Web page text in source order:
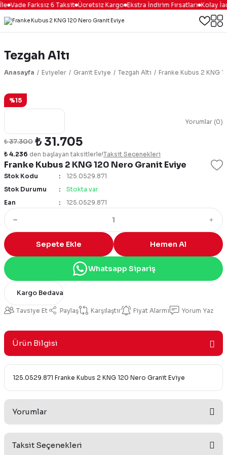
Vade Farksız 6 Taksit Ücretsiz Kargo Ekstra İndirim Fırsatları Kolay
Tezgah Altı
Anasayfa Eviyeler Granit Eviye Tezgah Altı Franke Kubus 2 KNG
%15
Yorumlar (0)
Franke Kubus 2 KNG 120 Nero Granit Eviye
₺ 37.300 ₺ 31.705
₺ 4.236 den başlayan taksitlerle!Taksit Seçenekleri
Stok Kodu
125.0529.871
Stok Durumu
Stokta var
Ean
125.0529.871
Sepete Ekle Hemen Al
Whatsapp Sipariş
Kargo Bedava
Tavsiye Et Paylaş Karşılaştır Fiyat Alarmı Yorum Yaz
Ürün Bilgisi
125.0529.871 Franke Kubus 2 KNG 120 Nero Granit Eviye
Yorumlar
Taksit Seçenekleri